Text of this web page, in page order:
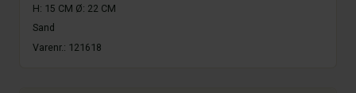
H: 15 CM Ø: 22 CM
Sand
Varenr.: 121618